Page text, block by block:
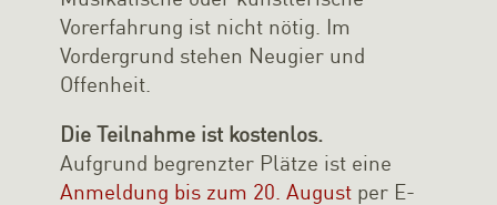
Vorerfahrung ist nicht nötig. Im
Vordergrund stehen Neugier und
Offenheit.
Die Teilnahme ist kostenlos.
Aufgrund begrenzter Plätze ist eine
Anmeldung bis zum 20. Augustper E-